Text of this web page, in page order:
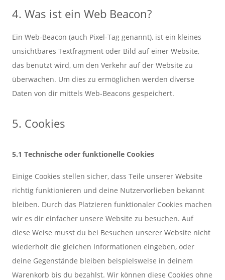
4. Was ist ein Web Beacon?
Ein Web-Beacon (auch Pixel-Tag genannt), ist ein kleines
unsichtbares Textfragment oder Bild auf einer Website,
das benutzt wird, um den Verkehr auf der Website zu
überwachen. Um dies zu ermöglichen werden diverse
Daten von dir mittels Web-Beacons gespeichert.
5. Cookies
5.1 Technische oder funktionelle Cookies
Einige Cookies stellen sicher, dass Teile unserer Website
richtig funktionieren und deine Nutzervorlieben bekannt
bleiben. Durch das Platzieren funktionaler Cookies machen
wir es dir einfacher unsere Website zu besuchen. Auf
diese Weise musst du bei Besuchen unserer Website nicht
wiederholt die gleichen Informationen eingeben, oder
deine Gegenstände bleiben beispielsweise in deinem
Warenkorb bis du bezahlst. Wir können diese Cookies ohne